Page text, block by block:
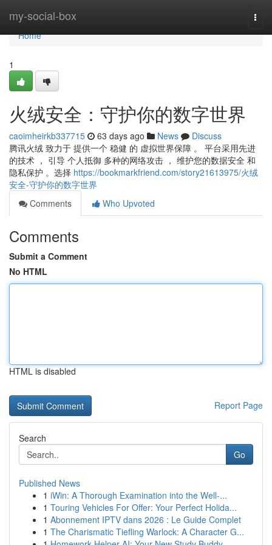
my-social-box
Home
Home
1
火绒安全：守护你的数字世界
caoimheirkb337715 63 days ago News
Discuss
腾讯火绒 致力于 提供一个 稳健 的 虚拟世界保障 。 平台采用先进
的技术 ， 引导 个人抵御 多种的网络攻击 ， 维护您的数据安全 和
隐私保护 。选择 https://bookmarkfriend.com/story21613975/火绒
安全-守护你的数字世界
Comments
Who Upvoted
Comments
Submit a Comment
No HTML
HTML is disabled
Report Page
Search
Go
Published News
1 iWin: A Thorough Examination into the Well-...
1 Touring Vehicles For Offer: Your Perfect Holida...
1 Abonnement IPTV dans 2026 : Le Guide Complet
1 The Charismatic Tiefling Warlock: A Character G...